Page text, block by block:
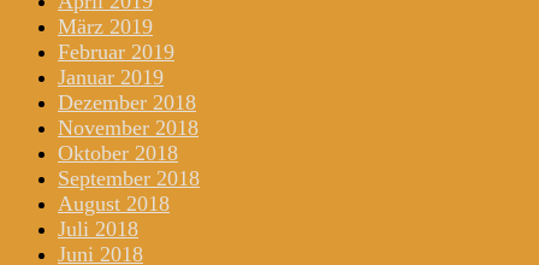
März 2019
Februar 2019
Januar 2019
Dezember 2018
November 2018
Oktober 2018
September 2018
August 2018
Juli 2018
Juni 2018